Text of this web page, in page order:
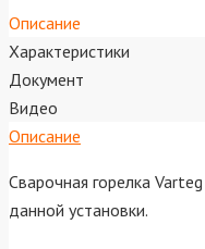
Описание
Характеристики
Документ
Видео
Описание
Сварочная горелка
данной установки.